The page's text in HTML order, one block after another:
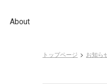
About
トップページ お知ら